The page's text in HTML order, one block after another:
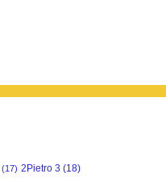
(17) 2Pietro 3 (18)